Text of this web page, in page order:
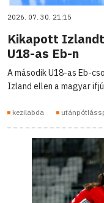
2026. 07. 30. 21:15
Kikapott
U18-as Eb-n
A második U18-as Eb-
Izland ellen a magyar
kezilabda